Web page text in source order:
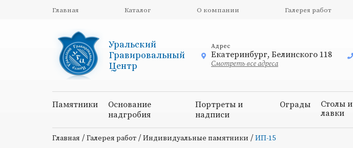
Главная Каталог О компании Галерея работ
Уральский
Гравировальный
Центр
Адрес
Екатеринбург, Белинского 118
Смотреть все адреса
Памятники
Основание
надгробия
Портреты и
надписи
Ограды
Столы и
лавки
Главная / Галерея работ / Индивидуальные памятники / ИП-15